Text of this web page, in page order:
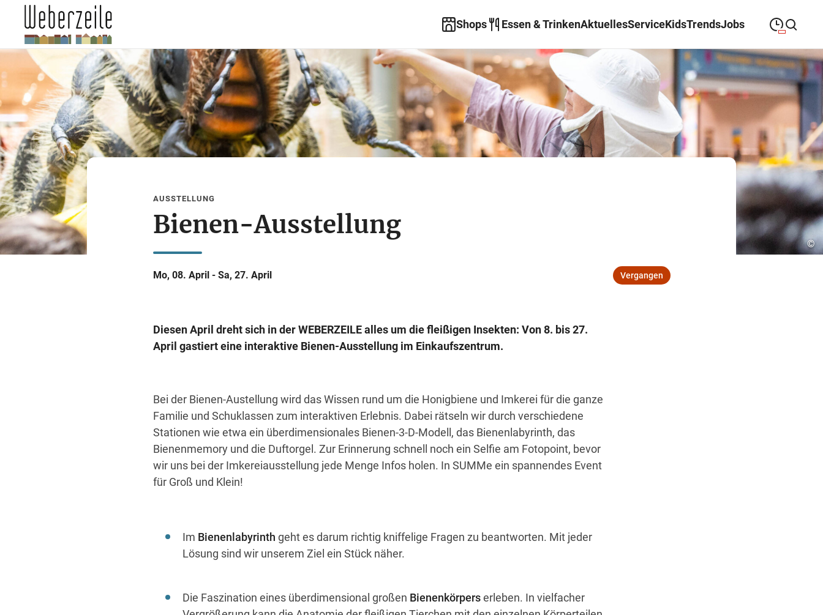
Shops Essen & TrinkenAktuellesServiceKidsTrendsJobs
Suche schließenMontag
MONTAG 09:00—19:00
Dienstag
DIENSTAG 09:00 19:00
Mittwoch
MITTWOCH 09:00
09:00—19:00
19:00
09:00— 18:00
©
AUSSTELLUNG
Bienen-Ausstellung
Mo, 08. April - Sa, 27. April Vergangen
Diesen April dreht sich in der WEBERZEILE alles um die fleißigen Insekten: Von 8. bis 27.
April gastiert eine interaktive Bienen-Ausstellung im Einkaufszentrum.
Bei der Bienen-Austellung wird das Wissen rund um die Honigbiene und Imkerei für die ganze
Familie und Schuklassen zum interaktiven Erlebnis. Dabei rätseln wir durch verschiedene
Stationen wie etwa ein überdimensionales Bienen-3-D-Modell, das Bienenlabyrinth, das
Bienenmemory und die Duftorgel. Zur Erinnerung schnell noch ein Selfie am Fotopoint, bevor
wir uns bei der Imkereiausstellung jede Menge Infos holen. In SUMMe ein spannendes Event
für Groß und Klein!
Im Bienenlabyrinth geht es darum richtig kniffelige Fragen zu beantworten. Mit jeder
Lösung sind wir unserem Ziel ein Stück näher.
Die Faszination eines überdimensional großen Bienenkörperserleben. In vielfacher